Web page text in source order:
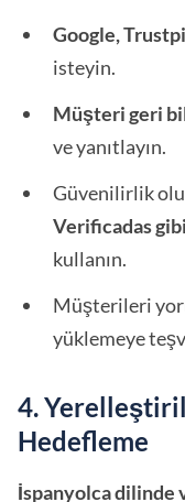
Google,
isteyin.
Müşteri geri
ve yanıtlayın.
Güvenilirlik
Verificadas
kullanın.
Müşterileri
yüklemeye
4.
Hedefleme
İspanyolca dilinde